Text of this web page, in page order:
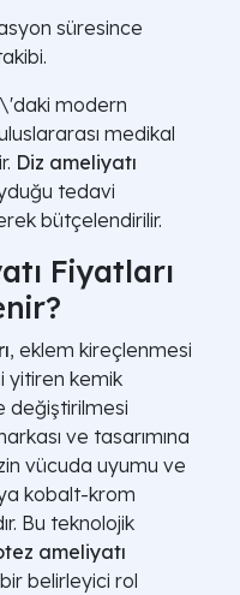
süresince
modern
medikal
Diz ameliyatı
tedavi
bütçelendirilir.
Fiyatları
, eklem kireçlenmesi
yitiren kemik
değiştirilmesi
ve tasarımına
vücuda uyumu ve
kobalt-krom
Bu teknolojik
ameliyatı
belirleyici rol